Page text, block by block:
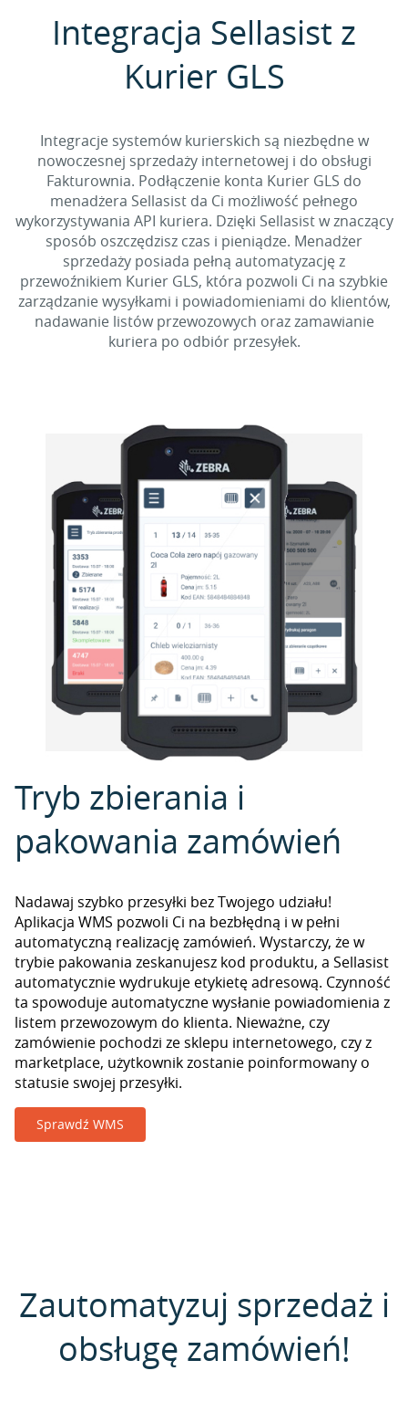
Integracja Sellasist z
Kurier GLS
Integracje systemów kurierskich są niezbędne w
nowoczesnej sprzedaży internetowej i do obsługi
Fakturownia. Podłączenie konta Kurier GLS do
menadżera Sellasist da Ci możliwość pełnego
wykorzystywania API kuriera. Dzięki Sellasist w znaczący
sposób oszczędzisz czas i pieniądze. Menadżer
sprzedaży posiada pełną automatyzację z
przewoźnikiem Kurier GLS, która pozwoli Ci na szybkie
zarządzanie wysyłkami i powiadomieniami do klientów,
nadawanie listów przewozowych oraz zamawianie
kuriera po odbiór przesyłek.
Tryb zbierania i
pakowania zamówień
Nadawaj szybko przesyłki bez Twojego udziału!
Aplikacja WMS pozwoli Ci na bezbłędną i w pełni
automatyczną realizację zamówień. Wystarczy, że w
trybie pakowania zeskanujesz kod produktu, a Sellasist
automatycznie wydrukuje etykietę adresową. Czynność
ta spowoduje automatyczne wysłanie powiadomienia z
listem przewozowym do klienta. Nieważne, czy
zamówienie pochodzi ze sklepu internetowego, czy z
marketplace, użytkownik zostanie poinformowany o
statusie swojej przesyłki.
Sprawdź WMS
Zautomatyzuj sprzedaż i
obsługę zamówień!